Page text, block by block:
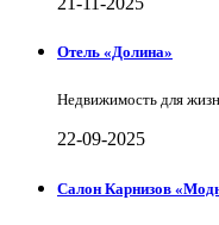
Отель «Долина»
Недвижимость для
22-09-2025
Салон Карнизов